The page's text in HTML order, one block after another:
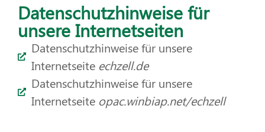
Datenschutzhinweise für
unsere Internetseiten
Datenschutzhinweise für unsere
Internetseite echzell.de
Datenschutzhinweise für unsere
Internetseite opac.winbiap.net/echzell